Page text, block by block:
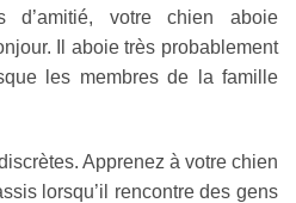
d’amitié, votre chien aboie
Il aboie très probablement
les membres de la famille
Apprenez à votre chien
lorsqu’il rencontre des gens